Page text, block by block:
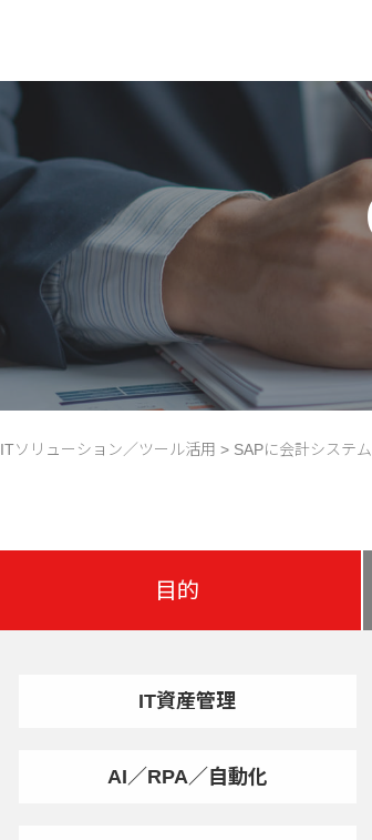
ITソリューション／ツール活用 > SAPに会計システ
目的
IT資産管理
AI／RPA／自動化